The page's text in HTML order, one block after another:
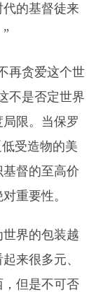
代的基督徒来
再贪爱这个世
不是否定世界
限。当保罗
受造物的美
督的至高价
重要性。
界的包装越
来很多元、
但是不可否